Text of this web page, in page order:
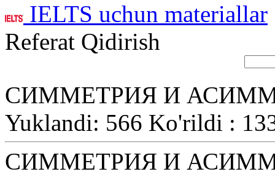
IELTS uchun materiallar
Referat Qidirish
СИММЕТРИЯ И
Yuklandi: 566 Ko'rildi :
СИММЕТРИЯ И